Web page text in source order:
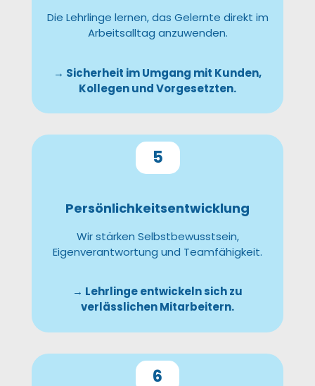
Die Lehrlinge lernen, das Gelernte direkt im
Arbeitsalltag anzuwenden.
→ Sicherheit im Umgang mit Kunden,
Kollegen und Vorgesetzten.
5
Persönlichkeitsentwicklung
Wir stärken Selbstbewusstsein,
Eigenverantwortung und Teamfähigkeit.
→ Lehrlinge entwickeln sich zu
verlässlichen Mitarbeitern.
6